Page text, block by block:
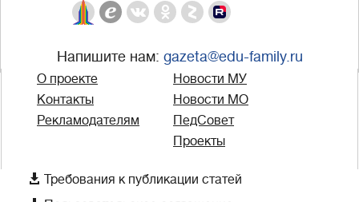
Напишите нам: gazeta@edu-family.ru
О проекте
Контакты
Рекламодателям
Новости МУ
Новости МО
ПедСовет
Проекты
 Требования к публикации статей